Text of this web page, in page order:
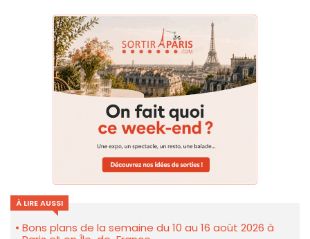
À LIRE AUSSI
Bons plans de la semaine du 10 au 16 août 2026 à